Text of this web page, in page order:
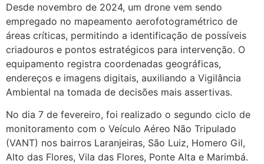
Desde novembro de 2024, um drone vem sendo
empregado no mapeamento aerofotogramétrico de
áreas críticas, permitindo a identificação de possíveis
criadouros e pontos estratégicos para intervenção. O
equipamento registra coordenadas geográficas,
endereços e imagens digitais, auxiliando a Vigilância
Ambiental na tomada de decisões mais assertivas.
No dia 7 de fevereiro, foi realizado o segundo ciclo de
monitoramento com o Veículo Aéreo Não Tripulado
(VANT) nos bairros Laranjeiras, São Luiz, Homero Gil,
Alto das Flores, Vila das Flores, Ponte Alta e Marimbá.